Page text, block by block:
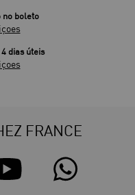
no boleto
dias úteis
FRANCE